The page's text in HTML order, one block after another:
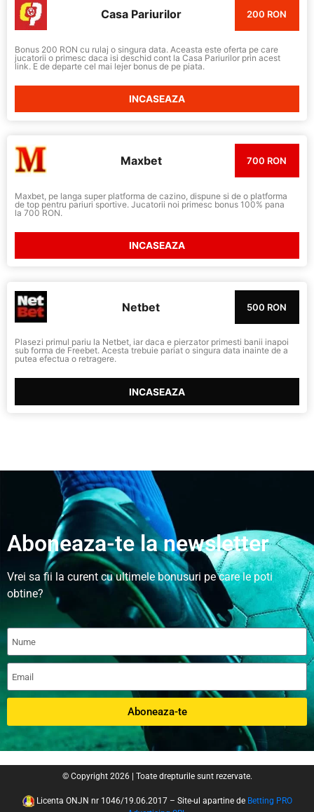
Casa Pariurilor 200 RON
Bonus 200 RON cu rulaj o singura data. Aceasta este oferta pe care
jucatorii o primesc daca isi deschid cont la Casa Pariurilor prin acest
link. E de departe cel mai lejer bonus de pe piata.
INCASEAZA
Maxbet 700 RON
Maxbet, pe langa super platforma de cazino, dispune si de o platforma
de top pentru pariuri sportive. Jucatorii noi primesc bonus 100% pana
la 700 RON.
INCASEAZA
Netbet 500 RON
Plasezi primul pariu la Netbet, iar daca e pierzator primesti banii inapoi
sub forma de Freebet. Acesta trebuie pariat o singura data inainte de a
putea efectua o retragere.
INCASEAZA
Aboneaza-te la newsletter
Vrei sa fii la curent cu ultimele bonusuri pe care le poti
obtine?
Aboneaza-te
© Copyright 2026 | Toate drepturile sunt rezervate.
Licenta ONJN nr 1046/19.06.2017 – Site-ul apartine de Betting PRO